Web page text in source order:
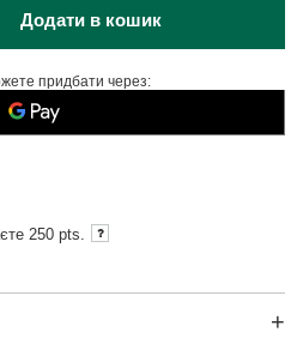
Додати в кошик
придбати через:
250 pts.